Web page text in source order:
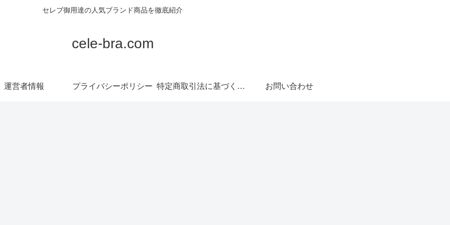
セレブ御用達の人気ブランド商品を徹底紹介
cele-bra.com
運営者情報 プライバシーポリシー 特定商取引法に基づく表記 お問い合わせ